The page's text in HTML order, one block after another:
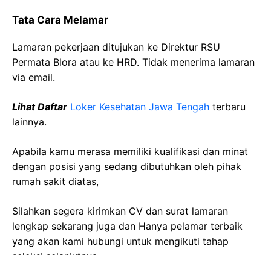
Tata Cara Melamar
Lamaran pekerjaan ditujukan ke Direktur RSU
Permata Blora atau ke HRD. Tidak menerima lamaran
via email.
Lihat Daftar Loker Kesehatan Jawa Tengah terbaru
lainnya.
Apabila kamu merasa memiliki kualifikasi dan minat
dengan posisi yang sedang dibutuhkan oleh pihak
rumah sakit diatas,
Silahkan segera kirimkan CV dan surat lamaran
lengkap sekarang juga dan Hanya pelamar terbaik
yang akan kami hubungi untuk mengikuti tahap